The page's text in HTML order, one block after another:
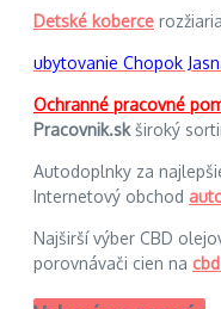
Detské koberce
ubytovanie Chopok
Ochranné pracovné
Pracovnik.skširoký
Autodoplnky za
Internetový obchod
Najširší výber CBD
porovnávači cien na